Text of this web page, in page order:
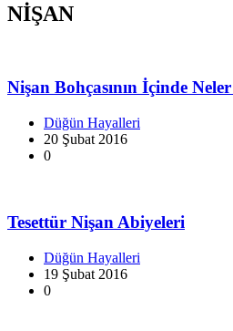
NİŞAN
Nişan Bohçasının İçinde
Düğün Hayalleri
20 Şubat 2016
0
Tesettür Nişan Abiyeleri
Düğün Hayalleri
19 Şubat 2016
0